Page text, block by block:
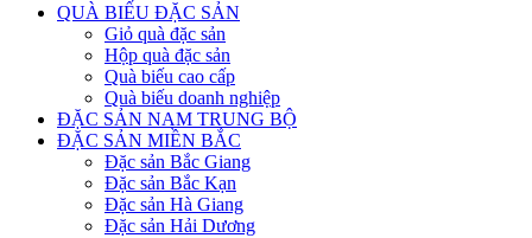
QUÀ BIẾU ĐẶC SẢN
Giỏ quà đặc sản
Hộp quà đặc sản
Quà biếu cao cấp
Quà biếu doanh nghiệp
ĐẶC SẢN NAM TRUNG BỘ
ĐẶC SẢN MIỀN BẮC
Đặc sản Bắc Giang
Đặc sản Bắc Kạn
Đặc sản Hà Giang
Đặc sản Hải Dương